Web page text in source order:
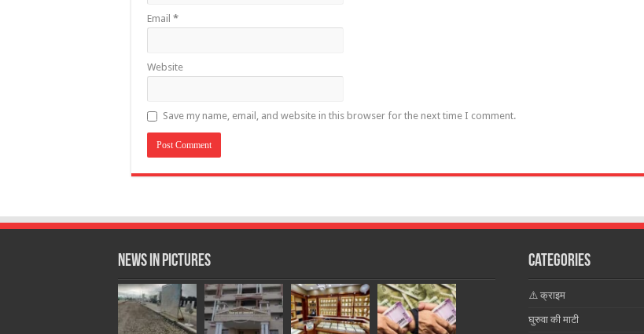
Email *
Website
Save my name, email, and website in this browser for the next time I comment.
News in Pictures Categories
⚠️ क्राइम
घुरुवा की माटी